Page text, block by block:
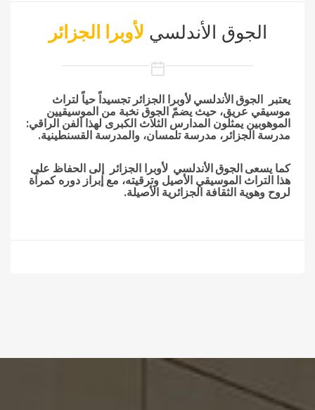
الجوق الأندلسي لأوبرا الجزائر
يعتبر الجوق الأندلسيلأوبرا الجزائر تجسيداً حياً لتراث
موسيقي عريق، حيث يضمّ الجوق نخبة من الموسيقيين
الموهوبين يمثلون المدارس الثلاث الكبرى لهذا الفن الراقي:
مدرسة الجزائر، مدرسة تلمسان، والمدرسة القسنطينية.
كما يسعىالجوق الأندلسي لأوبرا الجزائر إلى الحفاظ على
هذا التراث الموسيقي الأصيل وترقيته، مع إبراز دوره كمرآة
لروح وهوية الثقافة الجزائرية الأصيلة.